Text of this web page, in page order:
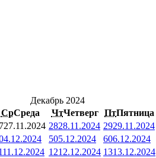
Декабрь 2024
СрСреда ЧтЧетверг ПтПятница
27.11.2024 2828.11.2024 2929.11.2024
505.12.2024 606.12.2024
11.12.2024 1212.12.2024 1313.12.2024